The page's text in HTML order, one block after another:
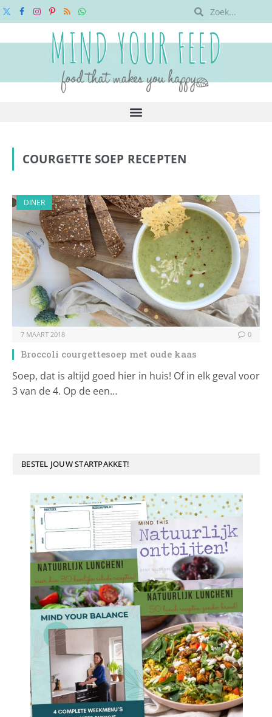
X
FacebookInstagram
Pinterest
RSSWhatsApp
COURGETTE SOEP RECEPTEN
DINER
7 MAART 2018 0
Broccoli courgettesoep met oude kaas
Soep, dat is altijd goed hier in huis! Of in elk geval voor
3 van de 4. Op de een…
BESTEL JOUW STARTPAKKET!